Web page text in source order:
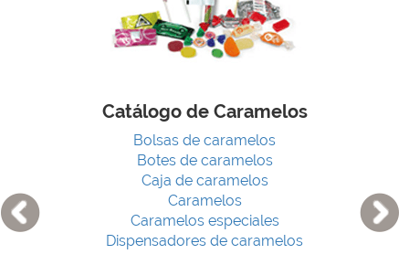
Catálogo de Caramelos
Bolsas de caramelos
Botes de caramelos
Caja de caramelos
Caramelos
Caramelos especiales
Dispensadores de caramelos